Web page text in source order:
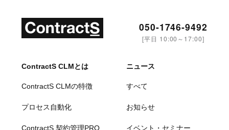
050-1746-9492
[平日 10:00～17:00]
ContractS CLMとは
ContractS CLMの特徴
プロセス自動化
ContractS 契約管理PRO
ニュース
すべて
お知らせ
イベント・セミナー